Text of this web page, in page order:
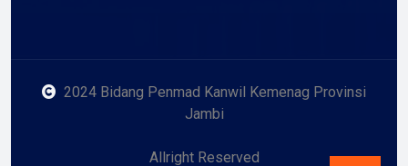
2024 Bidang Penmad Kanwil Kemenag Provinsi
Jambi
Allright Reserved